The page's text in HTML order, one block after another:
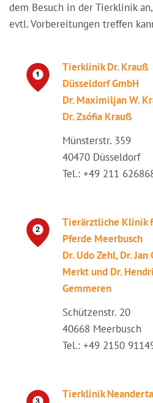
dem Besuch in der Tierklinik
evtl. Vorbereitungen treffen
Tierklinik Dr. Krauß
Düsseldorf GmbH
Dr. Maximiljan W.
Dr. Zsófia Krauß
Münsterstr. 359
40470 Düsseldorf
Tel.: +49 211
Tierärztliche Klinik
Pferde Meerbusch
Dr. Udo Zehl, Dr. Jan
Merkt und Dr.
Gemmeren
Schützenstr. 20
40668 Meerbusch
Tel.: +49 2150
Tierklinik